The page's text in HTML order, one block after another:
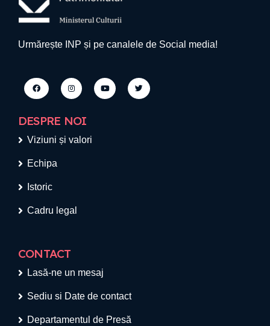
Urmărește INP și pe canalele de Social media!
DESPRE NOI
Viziuni și valori
Echipa
Istoric
Cadru legal
CONTACT
Lasă-ne un mesaj
Sediu si Date de contact
Departamentul de Presă